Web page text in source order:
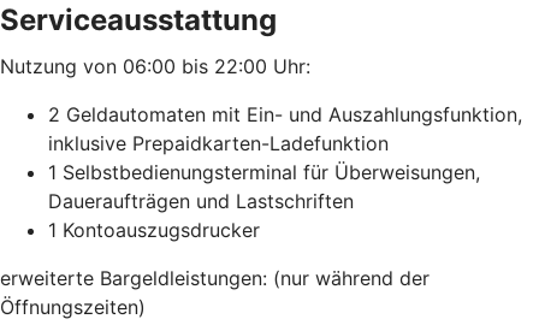
Serviceausstattung
Nutzung von 06:00 bis 22:00 Uhr:
2 Geldautomaten mit Ein- und Auszahlungsfunktion,
inklusive Prepaidkarten-Ladefunktion
1 Selbstbedienungsterminal für Überweisungen,
Daueraufträgen und Lastschriften
1 Kontoauszugsdrucker
erweiterte Bargeldleistungen: (nur während der
Öffnungszeiten)